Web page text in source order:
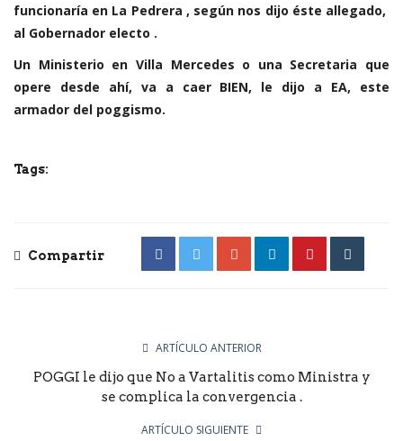
funcionaría en La Pedrera , según nos dijo éste allegado,
al Gobernador electo .
Un Ministerio en Villa Mercedes o una Secretaria que
opere desde ahí, va a caer BIEN, le dijo a EA, este
armador del poggismo.
Tags:
Compartir
ARTÍCULO ANTERIOR
POGGI le dijo que No a Vartalitis como Ministra y
se complica la convergencia .
ARTÍCULO SIGUIENTE